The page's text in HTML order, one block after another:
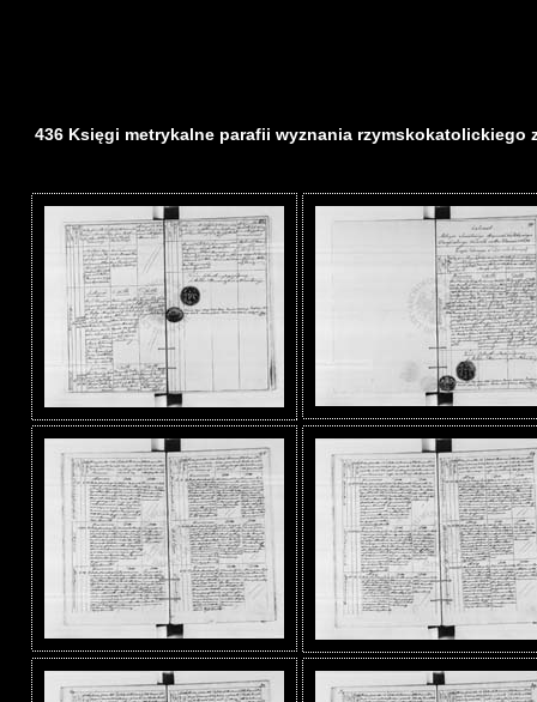
436 Księgi metrykalne parafii wyznania rzymskokatolickiego